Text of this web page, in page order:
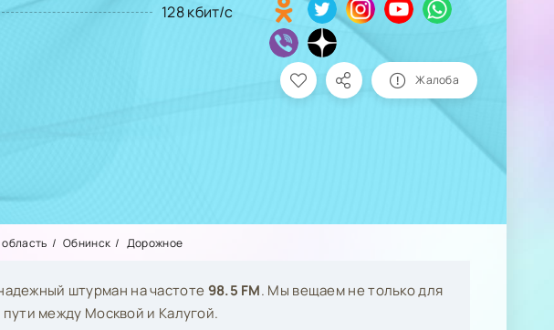
128 кбит/с
Жалоба
Обнинск Дорожное
штурман на частоте 98.5 FM. Мы вещаем не только для
пути между Москвой и Калугой.